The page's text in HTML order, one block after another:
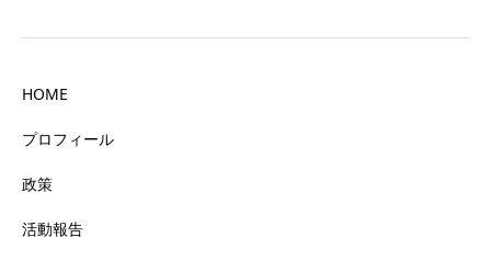
HOME
プロフィール
政策
活動報告